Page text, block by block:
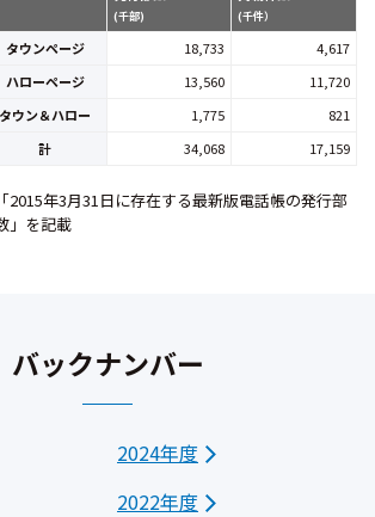
(千部) (千件）
タウンページ 18,733
4,617
ハローページ
13,560
11,720
タウン＆ハロー
1,775
821
計
34,068 17,159
年3月31日に存在する最新版電話帳の発行部
」を記載
バックナンバー
2024年度
2022年度